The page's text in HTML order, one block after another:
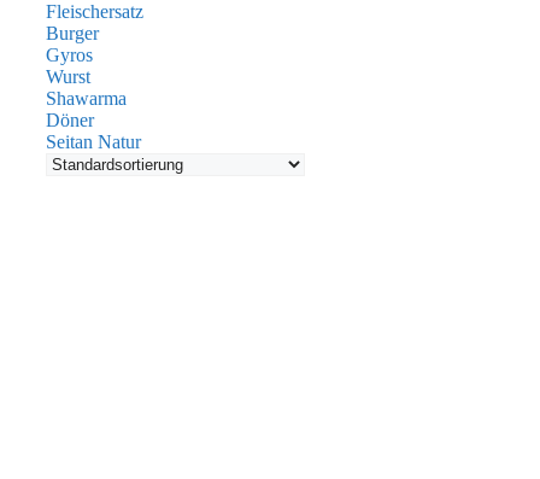
Fleischersatz
Burger
Gyros
Wurst
Shawarma
Döner
Seitan Natur